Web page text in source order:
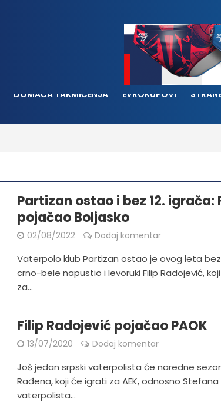
DOMAĆA TAKMIČENJA EVROKUPOVI
Partizan ostao i bez 12. igrača:
pojačao Boljasko
02/08/2022 Dodaj komentar
Vaterpolo klub Partizan ostao je ovog leta
crno-bele napustio i levoruki Filip Radojević,
za...
Filip Radojević pojačao PAOK
13/07/2020 Dodaj komentar
Još jedan srpski vaterpolista će naredne
Rađena, koji će igrati za AEK, odnosno
vaterpolista...